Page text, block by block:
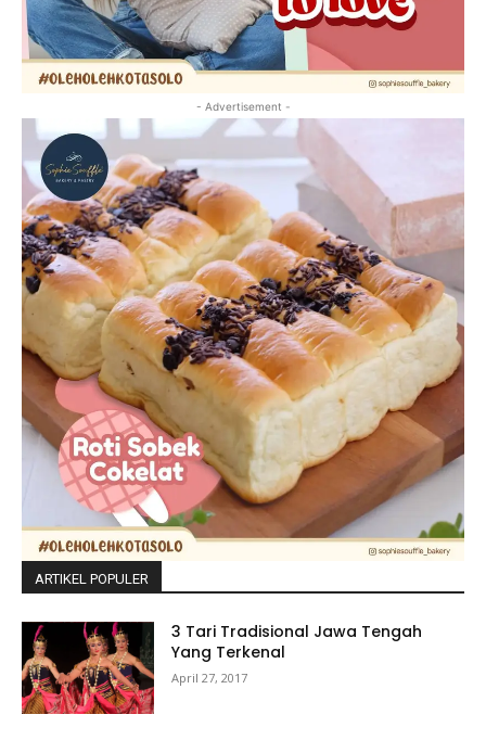
- Advertisement -
ARTIKEL POPULER
3 Tari Tradisional Jawa Tengah
Yang Terkenal
April 27, 2017